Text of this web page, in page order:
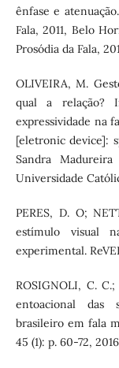
ênfase e
Fala, 2011, Belo
Prosódia da Fala,
OLIVEIRA, M.
qual a relação?
expressividade na
[eletronic device]:
Sandra
Universidade
PERES, D. O;
estímulo visual
experimental.
ROSIGNOLI, C.
entoacional das
brasileiro em fala
45 (1): p. 60-72, 2016